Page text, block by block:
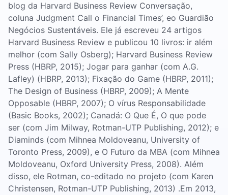
blog da Harvard Business Review Conversação,
coluna Judgment Call o Financial Times’, eo Guardião
Negócios Sustentáveis. Ele já escreveu 24 artigos
Harvard Business Review e publicou 10 livros: ir além
melhor (com Sally Osberg); Harvard Business Review
Press (HBRP, 2015); Jogar para ganhar (com A.G.
Lafley) (HBRP, 2013); Fixação do Game (HBRP, 2011);
The Design of Business (HBRP, 2009); A Mente
Opposable (HBRP, 2007); O vírus Responsabilidade
(Basic Books, 2002); Canadá: O Que É, O que pode
ser (com Jim Milway, Rotman-UTP Publishing, 2012); e
Diaminds (com Mihnea Moldoveanu, University of
Toronto Press, 2009), e O Futuro da MBA (com Mihnea
Moldoveanu, Oxford University Press, 2008). Além
disso, ele Rotman, co-editado no projeto (com Karen
Christensen, Rotman-UTP Publishing, 2013) .Em 2013,